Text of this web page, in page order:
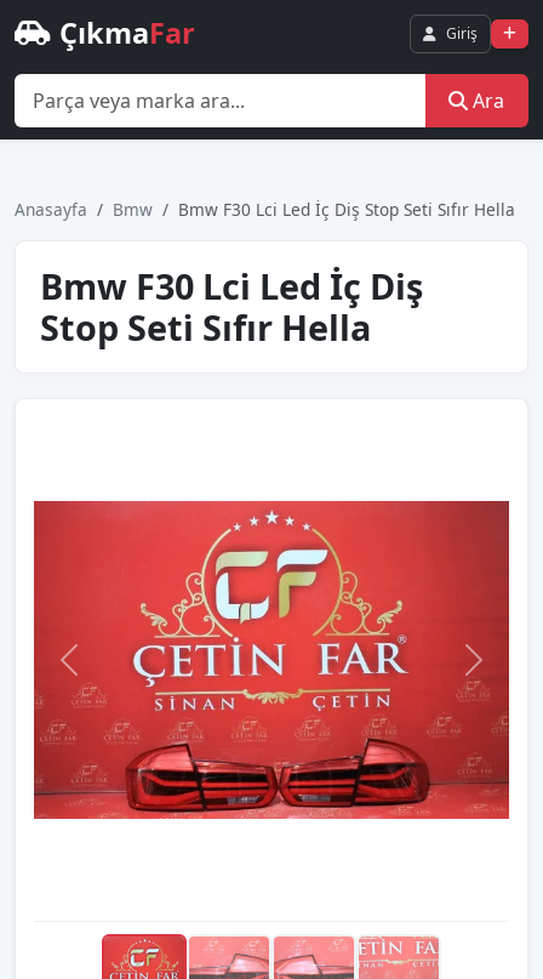
ÇıkmaFar Giriş
Ara
Anasayfa Bmw Bmw F30 Lci̇ Led İç Diş Stop Seti̇ Sıfır Hella
Bmw F30 Lci̇ Led İç Diş
Stop Seti̇ Sıfır Hella